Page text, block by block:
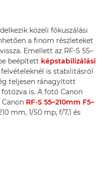
közeli fókuszálási
a finom részleteket
Emellett az RF-S 55–
beépített képstabilizálási
is stabilitásról
teljesen ránagyított
is. A fotó Canon
RF-S 55–210mm F5–
mm, 1/50 mp, f/7,1 és